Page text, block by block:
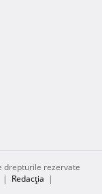
drepturile rezervate
| Redacţia |